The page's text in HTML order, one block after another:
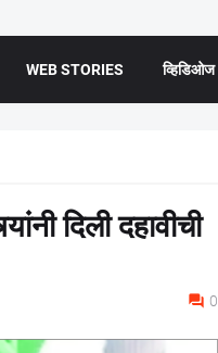
WEB STORIES व्हिडिओज
दिली दहावीची
0